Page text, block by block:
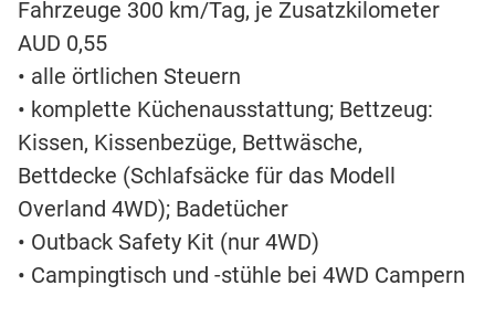
Fahrzeuge 300 km/Tag, je Zusatzkilometer
AUD 0,55
• alle örtlichen Steuern
• komplette Küchenausstattung; Bettzeug:
Kissen, Kissenbezüge, Bettwäsche,
Bettdecke (Schlafsäcke für das Modell
Overland 4WD); Badetücher
• Outback Safety Kit (nur 4WD)
• Campingtisch und -stühle bei 4WD Campern